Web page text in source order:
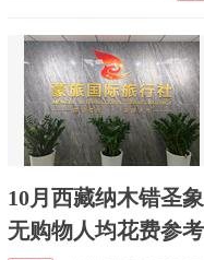
10月西藏纳木错圣
无购物人均花费参考